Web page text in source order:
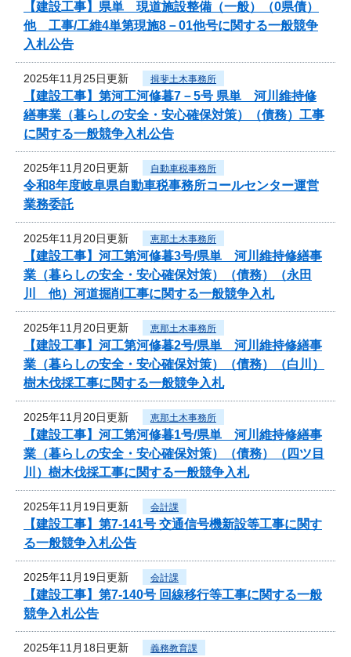
【建設工事】県単 現道施設整備（一般）（0県債）
他 工事/工維4単第現施8－01他号に関する一般競争
入札公告
2025年11月25日更新 揖斐土木事務所
【建設工事】第河工河修暮7－5号 県単 河川維持修
繕事業（暮らしの安全・安心確保対策）（債務）工事
に関する一般競争入札公告
2025年11月20日更新 自動車税事務所
令和8年度岐阜県自動車税事務所コールセンター運営
業務委託
2025年11月20日更新 恵那土木事務所
【建設工事】河工第河修暮3号/県単 河川維持修繕事
業（暮らしの安全・安心確保対策）（債務）（永田
川 他）河道掘削工事に関する一般競争入札
2025年11月20日更新 恵那土木事務所
【建設工事】河工第河修暮2号/県単 河川維持修繕事
業（暮らしの安全・安心確保対策）（債務）（白川）
樹木伐採工事に関する一般競争入札
2025年11月20日更新 恵那土木事務所
【建設工事】河工第河修暮1号/県単 河川維持修繕事
業（暮らしの安全・安心確保対策）（債務）（四ツ目
川）樹木伐採工事に関する一般競争入札
2025年11月19日更新 会計課
【建設工事】第7-141号 交通信号機新設等工事に関す
る一般競争入札公告
2025年11月19日更新 会計課
【建設工事】第7-140号 回線移行等工事に関する一般
競争入札公告
2025年11月18日更新 義務教育課